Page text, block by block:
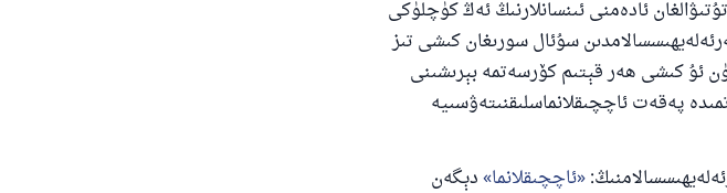
ئادەمنى ئىنسانلارنىڭ ئەڭ كۈچلۈكى
سۇئال سورىغان كىشى تىز
ئۇ كىشى ھەر قېتىم كۆرسەتمە بېرىشىنى
پەقەت ئاچچىقلانماسلىقنىتەۋسىيە
ئاچچىقلانما دېگەن
ياردەم قىلىڭ
مۇنداق دېگەن:
ئوخشاش ساۋاپقا ئېرىشىدۇ